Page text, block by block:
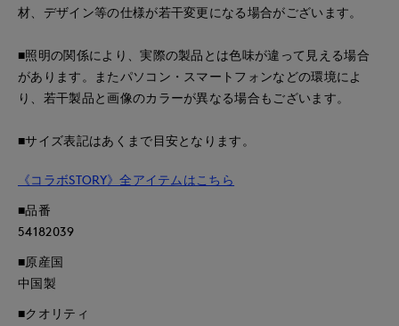
材、デザイン等の仕様が若干変更になる場合がございます。
■照明の関係により、実際の製品とは色味が違って見える場合
があります。またパソコン・スマートフォンなどの環境によ
り、若干製品と画像のカラーが異なる場合もございます。
■サイズ表記はあくまで目安となります。
《コラボSTORY》全アイテムはこちら
■品番
54182039
■原産国
中国製
■クオリティ